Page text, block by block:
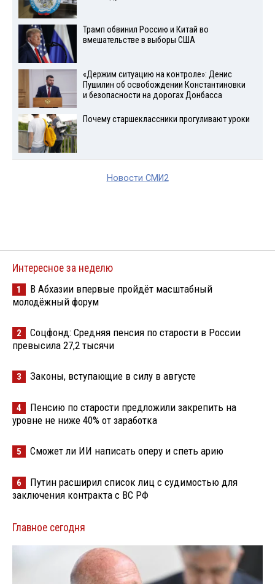
Трамп обвинил Россию и Китай во
вмешательстве в выборы США
«Держим ситуацию на контроле»: Денис
Пушилин об освобождении Константиновки
и безопасности на дорогах Донбасса
Почему старшеклассники прогуливают уроки
Новости СМИ2
Интересное за неделю
1
В Абхазии впервые пройдёт масштабный
молодёжный форум
2
Соцфонд: Средняя пенсия по старости в России
превысила 27,2 тысячи
3 Законы, вступающие в силу в августе
4
Пенсию по старости предложили закрепить на
уровне не ниже 40% от заработка
5 Сможет ли ИИ написать оперу и спеть арию
6
Путин расширил список лиц с судимостью для
заключения контракта с ВС РФ
Главное сегодня